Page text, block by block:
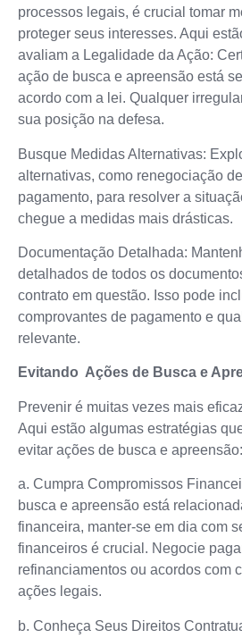
processos legais, é crucial tomar
proteger seus interesses. Aqui
avaliam a Legalidade da Ação:
ação de busca e apreensão está
acordo com a lei. Qualquer
sua posição na defesa.
Busque Medidas Alternativas:
alternativas, como renegociação
pagamento, para resolver a
chegue a medidas mais drásticas.
Documentação Detalhada:
detalhados de todos os
contrato em questão. Isso pode
comprovantes de pagamento e
relevante.
Evitando Ações de Busca e
Prevenir é muitas vezes mais
Aqui estão algumas estratégias
evitar ações de busca e apreensão:
a. Cumpra Compromissos
busca e apreensão está
financeira, manter-se em dia com
financeiros é crucial. Negocie
refinanciamentos ou acordos com
ações legais.
b. Conheça Seus Direitos